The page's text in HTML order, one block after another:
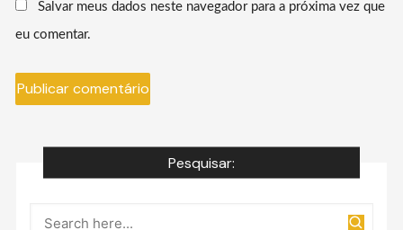
Salvar meus dados neste navegador para a próxima vez que
eu comentar.
Pesquisar: